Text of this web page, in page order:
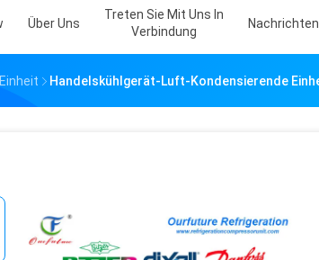
Über Uns
Treten Sie Mit Uns In
Verbindung
Nachrichten
Handelskühlgerät-Luft-Kondensierende